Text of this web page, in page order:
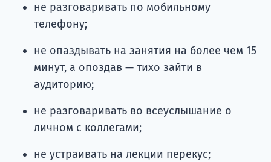
не разговаривать по мобильному
телефону;
не опаздывать на занятия на более чем 15
минут, а опоздав — тихо зайти в
аудиторию;
не разговаривать во всеуслышание о
личном с коллегами;
не устраивать на лекции перекус;